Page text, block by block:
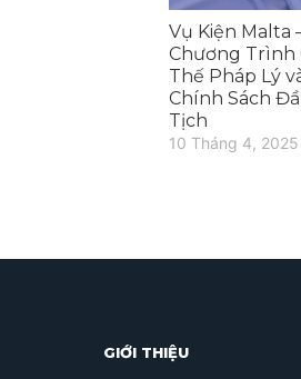
Vụ Kiện Malta
Chương Trình
Thế Pháp Lý
Chính Sách
Tịch
10 Tháng 4, 2025
GIỚI THIỆU